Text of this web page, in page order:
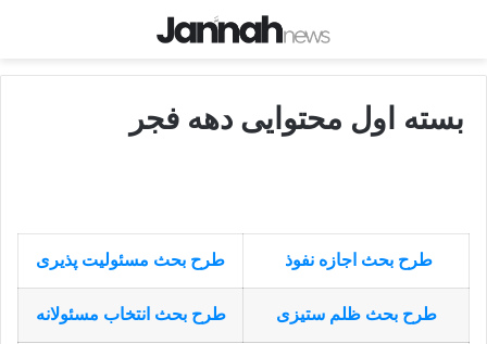
بسته اول محتوایی دهه فجر
طرح بحث اجازه نفوذ طرح بحث مسئولیت پذیری
طرح بحث ظلم ستیزی طرح بحث انتخاب مسئولانه